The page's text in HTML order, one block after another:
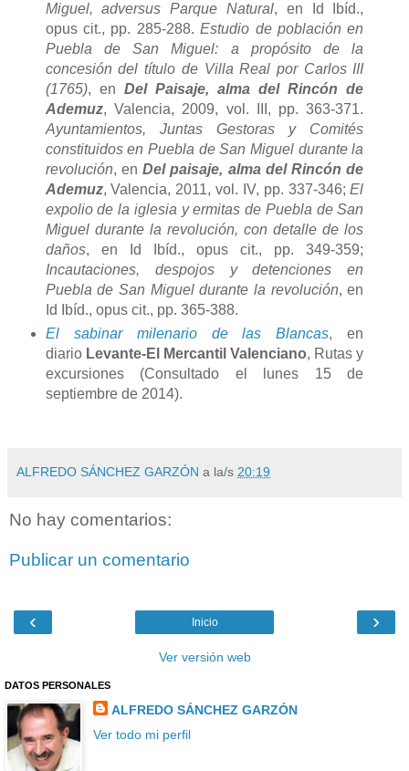
Miguel, adversus Parque Natural, en Id Ibíd.,
opus cit., pp. 285-288.Estudio de población en
Puebla de San Miguel: a propósito de la
concesión del título de Villa Real por Carlos III
(1765), en Del Paisaje, alma del Rincón de
Ademuz, Valencia, 2009, vol. III, pp. 363-371.
Ayuntamientos, Juntas Gestoras y Comités
constituidos en Puebla de San Miguel durante la
revolución, enDel paisaje, alma del Rincón de
Ademuz, Valencia, 2011, vol. IV, pp. 337-346;El
expolio de la iglesia y ermitas de Puebla de San
Miguel durante la revolución, con detalle de los
daños, en Id Ibíd., opus cit., pp. 349-359;
Incautaciones, despojos y detenciones en
Puebla de San Miguel durante la revolución, en
Id Ibíd., opus cit., pp. 365-388.
El sabinar milenario de las Blancas, en
diario Levante-El Mercantil Valenciano, Rutas y
excursiones (Consultado el lunes 15 de
septiembre de 2014).
ALFREDO SÁNCHEZ GARZÓN a la/s 20:19
No hay comentarios:
Publicar un comentario
‹ ›
Inicio
Ver versión web
DATOS PERSONALES
ALFREDO SÁNCHEZ GARZÓN
Ver todo mi perfil